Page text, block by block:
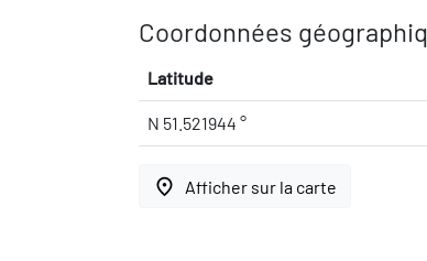
Coordonnées
Latitude
N 51.521944 °
place Afficher sur la carte